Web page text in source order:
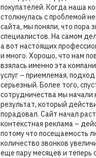
покупателей. Когда наша
столкнулась с проблемой
сайта, мы поняли, что пора
специалистов. На самом
а вот настоящих
и много. Хорошо, что нам
взялась именно эта
услуг – приемлемая,
серьезный. Более того,
сотрудничества мы
результат, который
порадовал. Сайт начал
контекстная реклама –
потому что посещаемость
количество звонков
еще пару месяцев и теперь